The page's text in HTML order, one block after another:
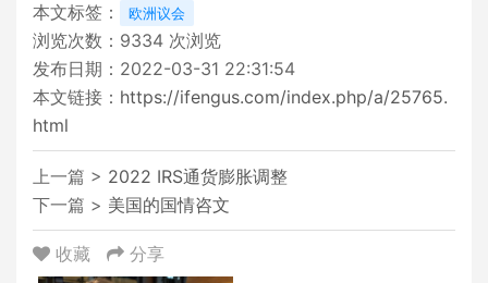
本文标签：
欧洲议会
浏览次数： 9334 次浏览
发布日期：2022-03-31 22:31:54
本文链接： https://ifengus.com/index.php/a/25765.
html
上一篇 > 2022 IRS通货膨胀调整
下一篇 > 美国的国情咨文
收藏 分享